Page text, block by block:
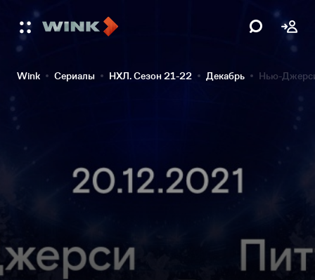
Wink Сериалы НХЛ. Сезон 21-22 Декабрь Нью-